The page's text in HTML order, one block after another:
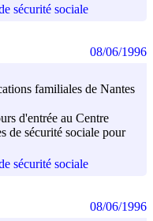
sécurité sociale
familiales de Nantes
d'entrée au Centre
de sécurité sociale pour
sécurité sociale
08/06/1996
08/06/1996